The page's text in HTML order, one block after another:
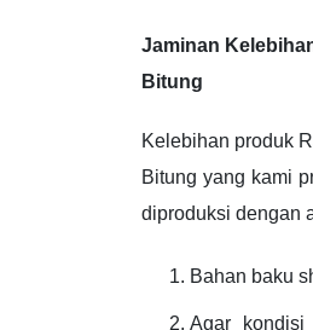
Jaminan
Bitung
Kelebihan produk
Bitung yang kami
diproduksi dengan
Bahan baku
Agar